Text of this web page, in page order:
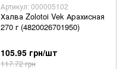
Артикул: 000005102
Халва Zolotoi Vek Арахисная
270 г (4820026701950)
105.95 грн/шт
117.72 грн